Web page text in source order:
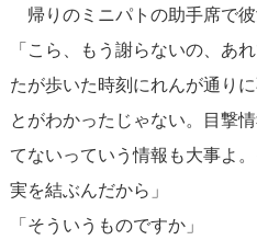
帰りのミニパトの助手席で彼
「こら、もう謝らないの、あ
たが歩いた時刻にれんが通り
とがわかったじゃない。目撃
てないっていう情報も大事よ
実を結ぶんだから」
「そういうものですか」